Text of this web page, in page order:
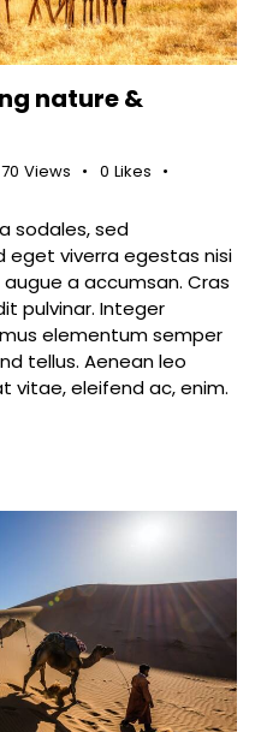
nature &
70 Views 0 Likes
sodales, sed
eget viverra egestas nisi
a accumsan. Cras
pulvinar. Integer
elementum semper
tellus. Aenean leo
vitae, eleifend ac, enim.